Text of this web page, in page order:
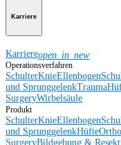
Karriere
Karriereopen_in_new
Operationsverfahren
SchulterKnieEllenbogen
und SprunggelenkTrauma
SurgeryWirbelsäule
Produkt
SchulterKnieEllenbogen
und SprunggelenkHüfte
SurgeryBildgebung &